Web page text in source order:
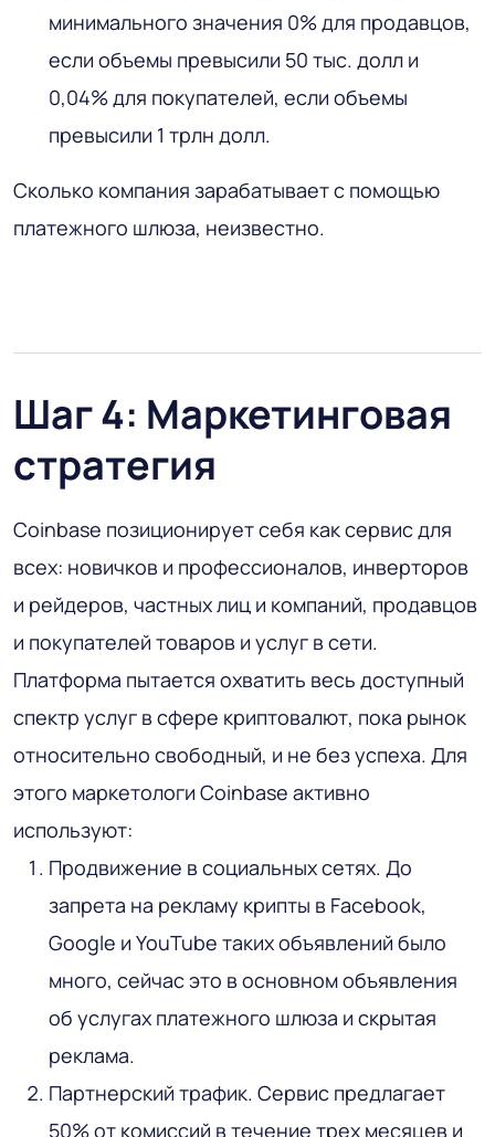
минимального значения 0% для продавцов,
если объемы превысили 50 тыс. долл и
0,04% для покупателей, если объемы
превысили 1 трлн долл.
Сколько компания зарабатывает с помощью
платежного шлюза, неизвестно.
Шаг 4: Маркетинговая
стратегия
Coinbase позиционирует себя как сервис для
всех: новичков и профессионалов, инверторов
и рейдеров, частных лиц и компаний, продавцов
и покупателей товаров и услуг в сети.
Платформа пытается охватить весь доступный
спектр услуг в сфере криптовалют, пока рынок
относительно свободный, и не без успеха. Для
этого маркетологи Coinbase активно
используют:
Продвижение в социальных сетях. До
запрета на рекламу крипты в Facebook,
Google и YouTube таких объявлений было
много, сейчас это в основном объявления
об услугах платежного шлюза и скрытая
реклама.
Партнерский трафик. Сервис предлагает
50% от комиссий в течение трех месяцев и